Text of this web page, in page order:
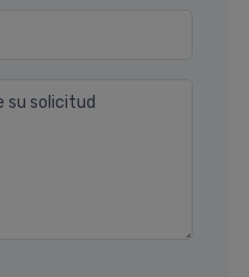
su solicitud